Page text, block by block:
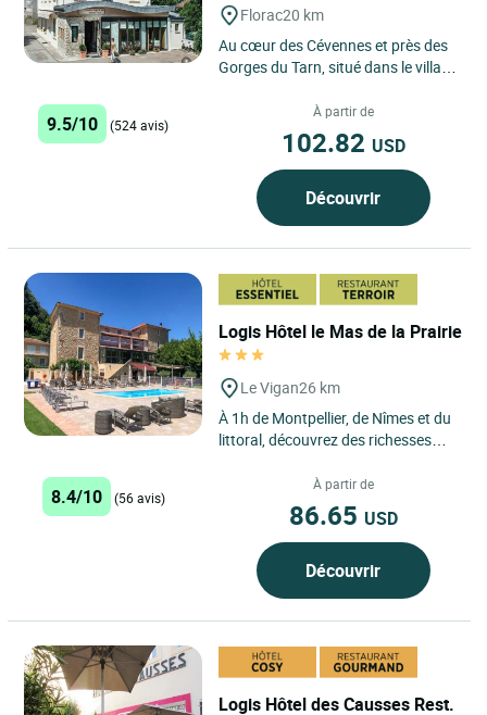
Florac20 km
Au cœur des Cévennes et près des
Gorges du Tarn, situé dans le village
9.5/10 (524 avis)
À partir de
102.82 USD
Découvrir
Logis Hôtel le Mas de la Prairie
Le Vigan26 km
À 1h de Montpellier, de Nîmes et du
littoral, découvrez des richesses
patrimoine bâti...
8.4/10 (56 avis)
À partir de
86.65 USD
Découvrir
Logis Hôtel des Causses Rest.